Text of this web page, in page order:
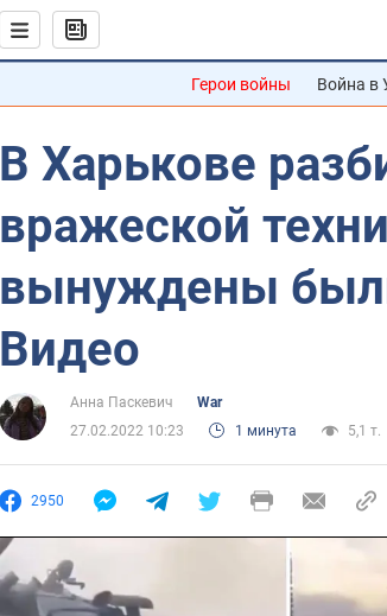
Герои войны Война в
В Харькове
вражеской
вынуждены
Видео
Анна Паскевич
War
27.02.2022 10:23
1 минута 5,1 т.
2950